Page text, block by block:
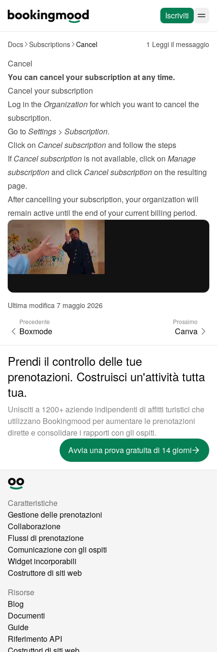
Iscriviti
Docs Subscriptions Cancel 1 Leggi il messaggio
Cancel
You can cancel your subscription at any time.
Cancel your subscription
Log in the Organization for which you want to cancel the
subscription.
Go to Settings > Subscription.
Click on Cancel subscription and follow the steps
If Cancel subscription is not available, click on Manage
subscription and click Cancel subscription on the resulting
page.
After cancelling your subscription, your organization will
remain active until the end of your current billing period.
Ultima modifica 7 maggio 2026
Precedente
Boxmode
Prossimo
Canva
Prendi il controllo delle tue
prenotazioni. Costruisci un'attività tutta
tua.
Unisciti a 1200+ aziende indipendenti di affitti turistici che
utilizzano Bookingmood per aumentare le prenotazioni
dirette e consolidare i rapporti con gli ospiti.
Avvia una prova gratuita di 14 giorni
Caratteristiche
Gestione delle prenotazioni
Collaborazione
Flussi di prenotazione
Comunicazione con gli ospiti
Widget incorporabili
Costruttore di siti web
Risorse
Blog
Documenti
Guide
Riferimento API